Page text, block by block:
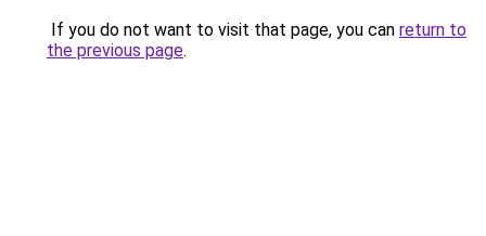
If you do not want to visit that page, you can return to
the previous page.